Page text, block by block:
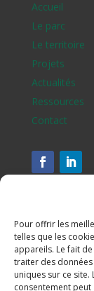
Pour offrir les
telles que les
appareils. Le fait
traiter des
uniques sur ce
consentement
Accueil
Le parc
Le territoire
Projets
Actualités
Ressources
Contact